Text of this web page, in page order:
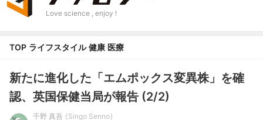
Love science , enjoy !
TOP ライフスタイル 健康 医療
新たに進化した「エムポックス変異株」を確
認、英国保健当局が報告 (2/2)
千野 真吾
Singo Senno